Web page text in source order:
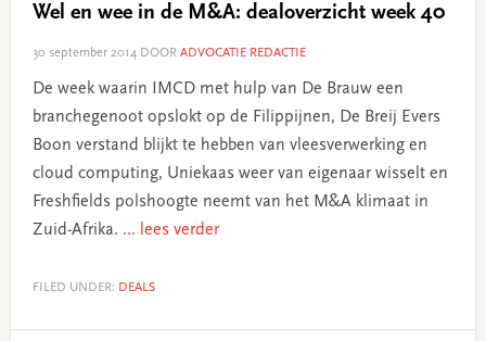
Wel en wee in de M&A: dealoverzicht week 40
30 september 2014DOOR ADVOCATIE REDACTIE
De week waarin IMCD met hulp van De Brauw een
branchegenoot opslokt op de Filippijnen, De Breij Evers
Boon verstand blijkt te hebben van vleesverwerking en
cloud computing, Uniekaas weer van eigenaar wisselt en
Freshfields polshoogte neemt van het M&A klimaat in
Zuid-Afrika. ... lees verder
FILED UNDER: DEALS